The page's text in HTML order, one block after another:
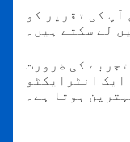
آپ کی تقریر کو
لے سکتے ہیں۔
کی ضرورت
انٹرایکٹو
ہوتا ہے۔